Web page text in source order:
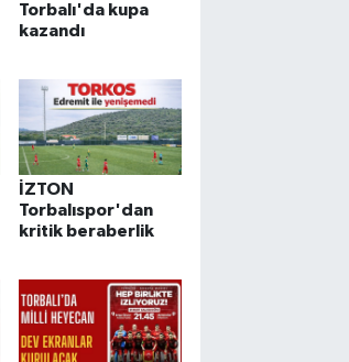
Torbalı'da kupa
kazandı
İZTON
Torbalıspor'dan
kritik beraberlik